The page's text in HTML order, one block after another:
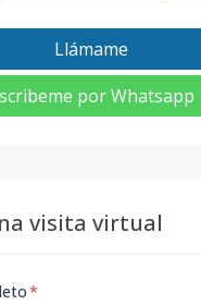
Llámame
por Whatsapp
visita virtual
*